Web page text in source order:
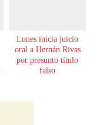
Lunes inicia juicio
oral a Hernán Rivas
por presunto título
falso